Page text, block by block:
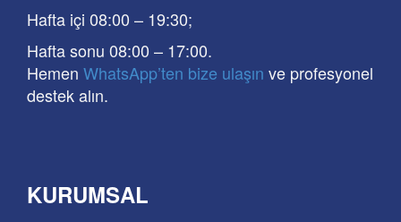
Hafta içi 08:00 – 19:30;
Hafta sonu 08:00 – 17:00.
Hemen WhatsApp’ten bize ulaşın ve profesyonel
destek alın.
KURUMSAL